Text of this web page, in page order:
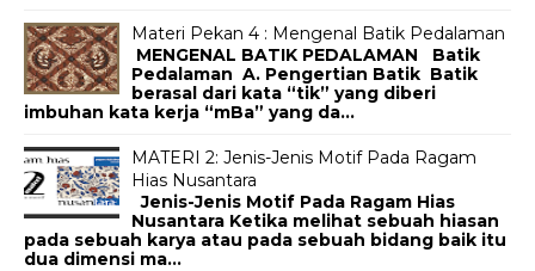
Materi Pekan 4 : Mengenal Batik Pedalaman
MENGENAL BATIK PEDALAMAN Batik
Pedalaman A. Pengertian Batik Batik
berasal dari kata “tik” yang diberi
imbuhan kata kerja “mBa” yang da...
MATERI 2: Jenis-Jenis Motif Pada Ragam
Hias Nusantara
Jenis-Jenis Motif Pada Ragam Hias
Nusantara Ketika melihat sebuah hiasan
pada sebuah karya atau pada sebuah bidang baik itu
dua dimensi ma...